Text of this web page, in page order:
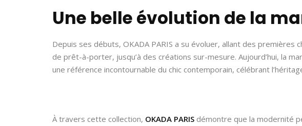
Une belle évolution de la
Depuis ses débuts, OKADA PARIS a su évoluer, allant des premières
de prêt-à-porter, jusqu’à des créations sur-mesure. Aujourd’hui, la
une référence incontournable du chic contemporain, célébrant
À travers cette collection, OKADA PARIS démontre que la modernité